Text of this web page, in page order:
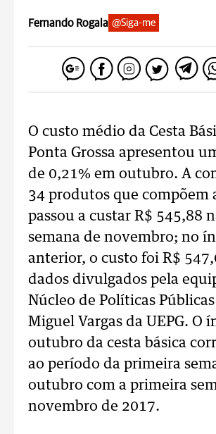
Fernando Rogala @Siga-me
O custo médio da Cesta
Ponta Grossa apresentou
de 0,21% em outubro. A
34 produtos que compõem
passou a custar R$ 545,88
semana de novembro; no
anterior, o custo foi R$
dados divulgados pela
Núcleo de Políticas
Miguel Vargas da UEPG. O
outubro da cesta básica
ao período da primeira
outubro com a primeira
novembro de 2017.